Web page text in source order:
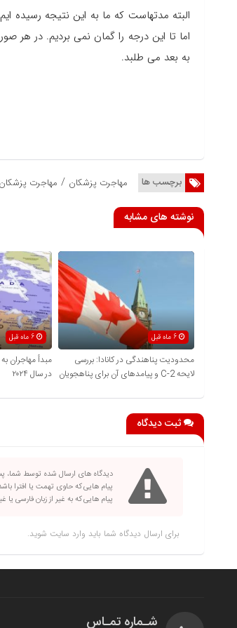
البته مدتهاست که ما به این نتیجه رسیده
اما تا این درجه را گمان نمی بردیم. در هر
به بعد می طلبد.
برچسب ها مهاجرت پزشکان / مهاجرت پزشکان
نوشته های مشابه
6 ماه قبل
محدودیت پناهندگی در کانادا: بررسی
لایحه C-2 و پیامدهای آن برای پناهجویان
6 ماه قبل
در سال ۲۰۲۴
ثبت دیدگاه
دیدگاه های ارسال شده توسط شما،
پیام هایی که حاوی تهمت یا افترا
پیام هایی که به غیر از زبان فارسی
برای ارسال دیدگاه شما باید وارد سایت شوید.
شـماره تمـاس